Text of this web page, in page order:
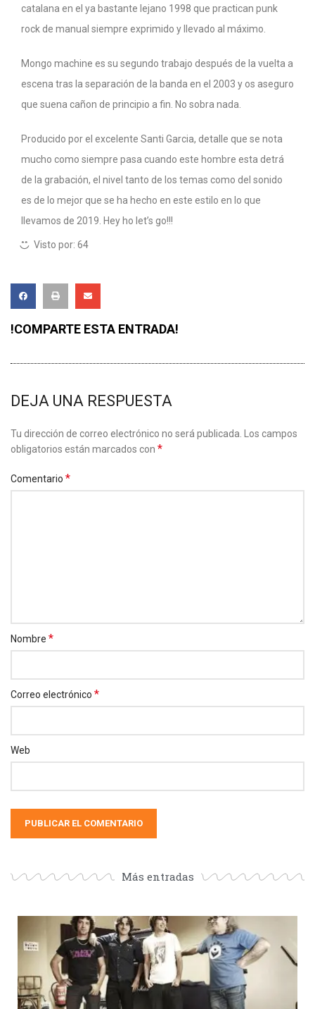
catalana en el ya bastante lejano 1998 que practican punk
rock de manual siempre exprimido y llevado al máximo.
Mongo machine es su segundo trabajo después de la vuelta a
escena tras la separación de la banda en el 2003 y os aseguro
que suena cañon de principio a fin. No sobra nada.
Producido por el excelente Santi Garcia, detalle que se nota
mucho como siempre pasa cuando este hombre esta detrá
de la grabación, el nivel tanto de los temas como del sonido
es de lo mejor que se ha hecho en este estilo en lo que
llevamos de 2019. Hey ho let’s go!!!
Visto por: 64
!COMPARTE ESTA ENTRADA!
DEJA UNA RESPUESTA
Tu dirección de correo electrónico no será publicada. Los campos
obligatorios están marcados con *
Comentario *
Nombre *
Correo electrónico *
Web
Más entradas